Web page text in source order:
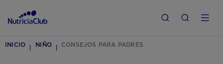
INICIO NIÑO CONSEJOS PARA PADRES